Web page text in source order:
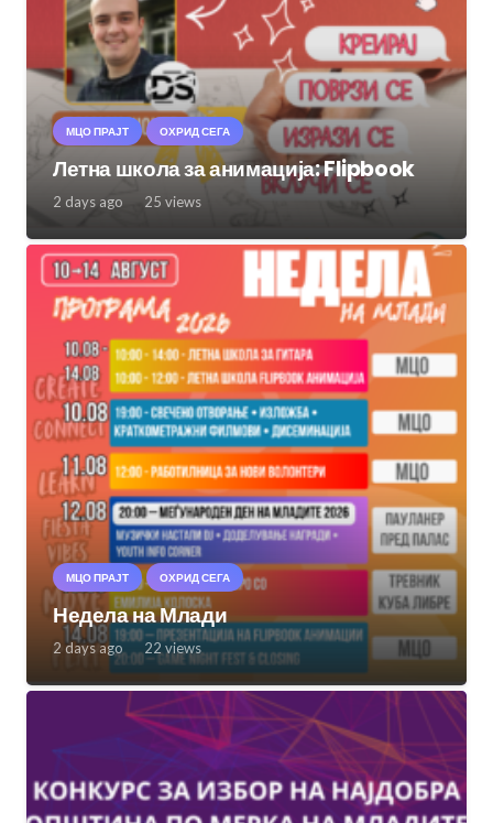
МЦО ПРАЈТ ОХРИД СЕГА
Летна школа за анимација: Flipbook
2 days ago 25 views
МЦО ПРАЈТ ОХРИД СЕГА
Недела на Млади
2 days ago 22views